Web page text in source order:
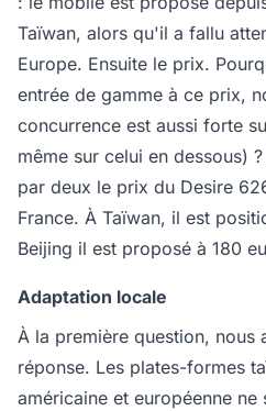
Taïwan, alors qu'il a fallu
Europe. Ensuite le prix.
entrée de gamme à ce prix,
concurrence est aussi forte
même sur celui en dessous)
par deux le prix du Desire
France. À Taïwan, il est
Beijing il est proposé à 180
Adaptation locale
À la première question, nous
réponse. Les plates-formes
américaine et européenne